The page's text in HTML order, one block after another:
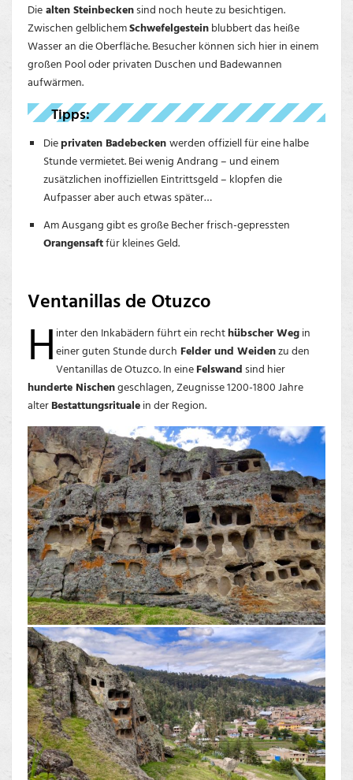
Diealten Steinbeckensind noch heute zu besichtigen.
Zwischen gelblichemSchwefelgesteinblubbert das heiße
Wasser an die Oberfläche. Besucher können sich hier in einem
großen Pool oder privaten Duschen und Badewannen
aufwärmen.
Tipps:
Dieprivaten Badebeckenwerden offiziell für eine halbe
Stunde vermietet. Bei wenig Andrang – und einem
zusätzlichen inoffiziellen Eintrittsgeld – klopfen die
Aufpasser aber auch etwas später…
Am Ausgang gibt es große Becher frisch-gepressten
Orangensaftfür kleines Geld.
Ventanillas de Otuzco
H inter den Inkabädern führt ein rechthübscher Wegin
einer guten Stunde durch Felder und Weidenzu den
Ventanillas de Otuzco. In eineFelswandsind hier
hunderte Nischengeschlagen, Zeugnisse 1200-1800 Jahre
alterBestattungsritualein der Region.